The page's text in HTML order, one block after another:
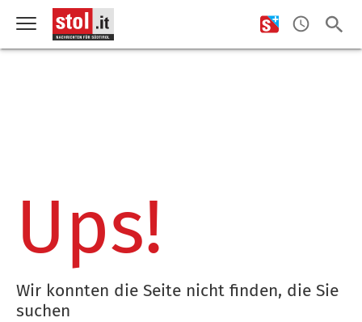
Ups!
Wir konnten die Seite nicht finden, die Sie
suchen